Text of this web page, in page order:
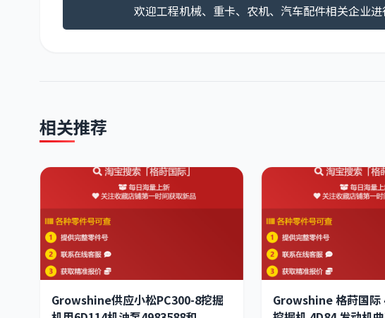
欢迎工程机械、重卡、农机、汽车配件相关企业
相关推荐
Growshine供应小松PC300-8挖掘
Growshine 格莳国际